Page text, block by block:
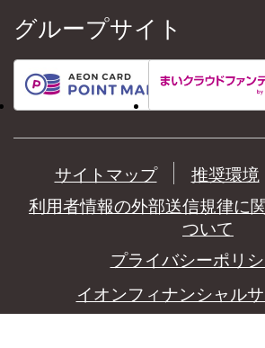
グループサイト
サイトマップ 推奨環境
利用者情報の外部送信規律に
ついて
プライバシーポリ
イオンフィナンシャル